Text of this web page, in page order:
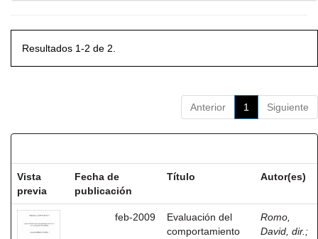
Resultados 1-2 de 2.
Anterior 1 Siguiente
Vista
previa
Fecha de
publicación
Título Autor(es)
feb-2009
Evaluación del
comportamiento
Romo,
David, dir. ;